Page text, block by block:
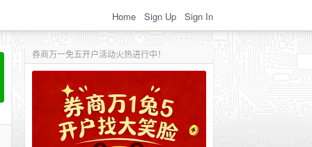
Home Sign Up Sign In
券商万一免五开户活动火热进行中！